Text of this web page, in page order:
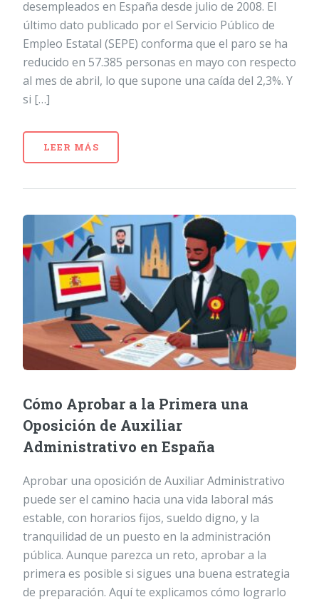
desempleados en España desde julio de 2008. El
último dato publicado por el Servicio Público de
Empleo Estatal (SEPE) conforma que el paro se ha
reducido en 57.385 personas en mayo con respecto
al mes de abril, lo que supone una caída del 2,3%. Y
si […]
LEER MÁS
Cómo Aprobar a la Primera una
Oposición de Auxiliar
Administrativo en España
Aprobar una oposición de Auxiliar Administrativo
puede ser el camino hacia una vida laboral más
estable, con horarios fijos, sueldo digno, y la
tranquilidad de un puesto en la administración
pública. Aunque parezca un reto, aprobar a la
primera es posible si sigues una buena estrategia
de preparación. Aquí te explicamos cómo lograrlo